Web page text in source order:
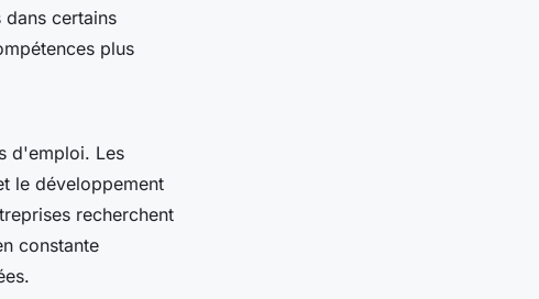
certains
plus
d'emploi. Les
le développement
recherchent
constante